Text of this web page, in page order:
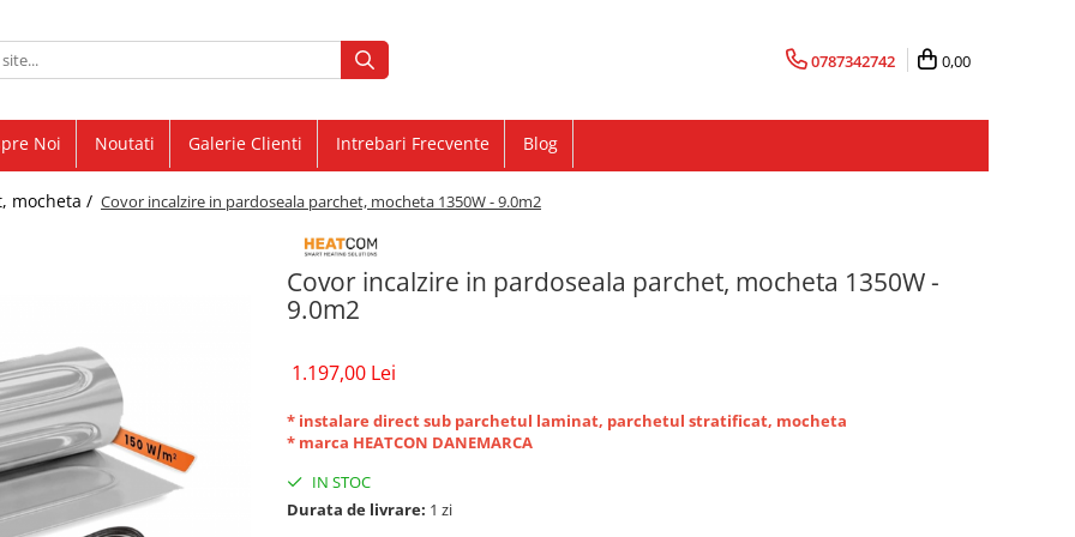
0787342742 0,00
Noi Noutati Galerie Clienti Intrebari Frecvente Blog
mocheta / Covor incalzire in pardoseala parchet, mocheta 1350W - 9.0m2
Covor incalzire in pardoseala parchet, mocheta 1350W -
9.0m2
1.197,00 Lei
* instalare direct sub parchetul laminat, parchetul stratificat, mocheta
* marca HEATCON DANEMARCA
IN STOC
Durata de livrare: 1 zi